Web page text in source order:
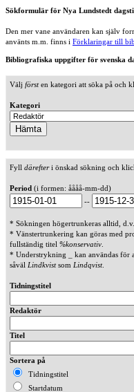
Sökformulär för Nya Lundstedt
Den mer vane användaren kan själv
använts m.m. finns i Förklaringar till
Bibliografiska uppgifter för svenska
Välj försten kategori att söka på och
Kategori
Fyll därefteri önskad sökning och
Period (i formen: åååå-mm-dd)
--
* Sökningen högertrunkeras alltid,
* Vänstertrunkering kan göras med
fullständig titel %konservativ
* Understrykning _ kan användas för
såväl Lindkvistsom Lindqvist.
Tidningstitel
Redaktör
Titel
Sortera på
Tidningstitel
Startdatum